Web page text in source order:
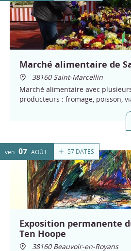
Marché alimentaire de
38160 Saint-Marcellin
Marché alimentaire avec
producteurs : fromage, poisson,
57 DATES
ven. 07 AOÛT
Exposition permanente
Ten Hoope
38160 Beauvoir-en-Royans